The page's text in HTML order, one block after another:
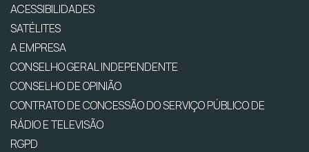
ACESSIBILIDADES
SATÉLITES
A EMPRESA
CONSELHO GERAL INDEPENDENTE
CONSELHO DE OPINIÃO
CONTRATO DE CONCESSÃO DO SERVIÇO PÚBLICO DE
RÁDIO E TELEVISÃO
RGPD